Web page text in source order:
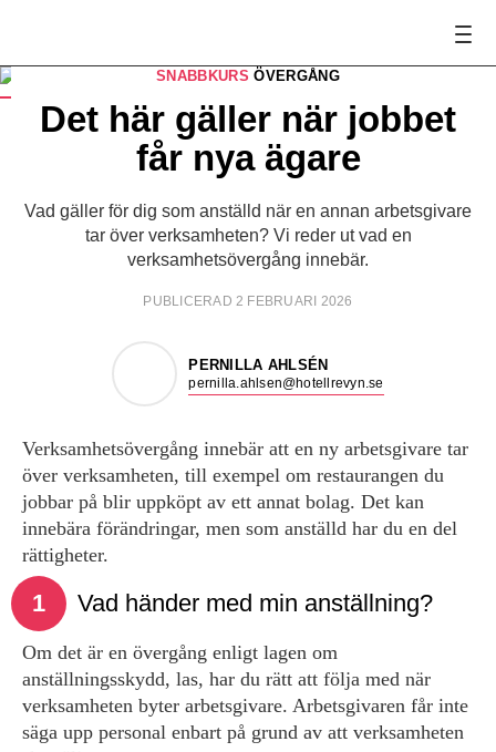
SNABBKURSÖVERGÅNG
Det här gäller när jobbet
får nya ägare
Vad gäller för dig som anställd när en annan arbetsgivare
tar över verksamheten? Vi reder ut vad en
verksamhetsövergång innebär.
PUBLICERAD 2 FEBRUARI 2026
PERNILLA AHLSÉN
pernilla.ahlsen@hotellrevyn.se
Verksamhetsövergång innebär att en ny arbets­givare tar
över verksamheten, till exempel om restaurangen du
jobbar på blir uppköpt av ett annat bolag. Det kan
innebära förändringar, men som anställd har du en del
rättigheter.
1 Vad händer med min anställning?
Om det är en övergång enligt lagen om
anställningsskydd, las, har du rätt att följa med när
verksamheten byter arbetsgivare. Arbets­givaren får inte
säga upp personal enbart på grund av att verk­samheten